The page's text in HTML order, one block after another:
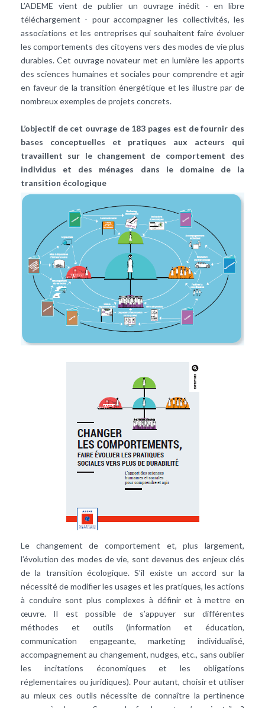
L’ADEME vient de publier un ouvrage inédit - en libre
téléchargement - pour accompagner les collectivités, les
associations et les entreprises qui souhaitent faire évoluer
les comportements des citoyens vers des modes de vie plus
durables. Cet ouvrage novateur met en lumière les apports
des sciences humaines et sociales pour comprendre et agir
en faveur de la transition énergétique et les illustre par de
nombreux exemples de projets concrets.
L’objectif de cet ouvrage de 183 pages est de fournir des
bases conceptuelles et pratiques aux acteurs qui
travaillent sur le changement de comportement des
individus et des ménages dans le domaine de la
transition écologique
Le changement de comportement et, plus largement,
l’évolution des modes de vie, sont devenus des enjeux clés
de la transition écologique. S’il existe un accord sur la
nécessité de modifier les usages et les pratiques, les actions
à conduire sont plus complexes à définir et à mettre en
œuvre. Il est possible de s’appuyer sur différentes
méthodes et outils (information et éducation,
communication engageante, marketing individualisé,
accompagnement au changement, nudges, etc., sans oublier
les incitations économiques et les obligations
réglementaires ou juridiques). Pour autant, choisir et utiliser
au mieux ces outils nécessite de connaître la pertinence